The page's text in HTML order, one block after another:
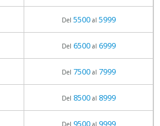
Del 5500al 5999
Del 6500al 6999
Del 7500al 7999
Del 8500al 8999
Del 9500al 9999